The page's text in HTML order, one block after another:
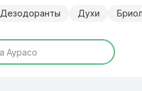
Дезодоранты Духи